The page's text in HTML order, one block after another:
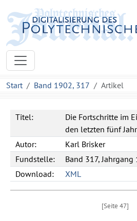
Start Band 1902, 317 Artikel
Titel:
Die Fortschritte im
den letzten fünf
Autor:
Karl Brisker
Fundstelle:
Band 317, Jahrgang
Download:
XML